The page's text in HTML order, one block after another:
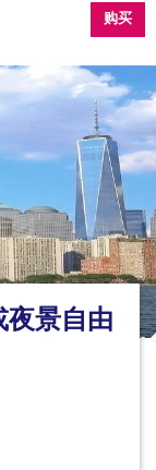
购买
夜景自由